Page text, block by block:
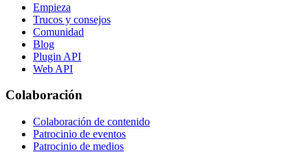
Empieza
Trucos y consejos
Comunidad
Blog
Plugin API
Web API
Colaboración
Colaboración de contenido
Patrocinio de eventos
Patrocinio de medios